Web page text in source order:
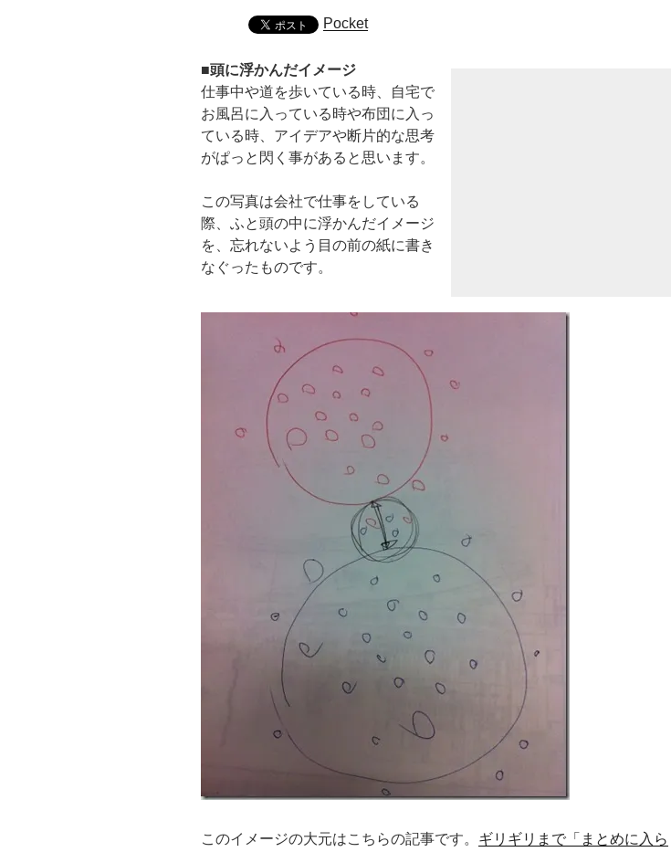
Pocket
■頭に浮かんだイメージ
仕事中や道を歩いている時、自宅で
お風呂に入っている時や布団に入っ
ている時、アイデアや断片的な思考
がぱっと閃く事があると思います。
この写真は会社で仕事をしている
際、ふと頭の中に浮かんだイメージ
を、忘れないよう目の前の紙に書き
なぐったものです。
このイメージの大元はこちらの記事です。 ギリギリまで「まとめに入ら